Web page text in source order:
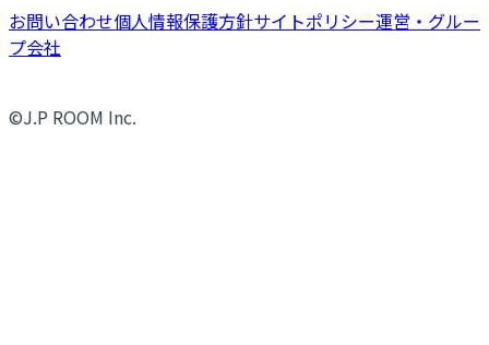
お問い合わせ個人情報保護方針サイトポリシー運営・グルー
プ会社
©J.P ROOM Inc.